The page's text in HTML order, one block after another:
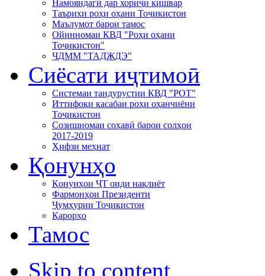
Намояндагӣ дар хориҷи кишвар
Таърихи роҳи оҳани Тоҷикистон
Маълумот барои тамос
Ойинномаи КВД "Роҳи оҳани
Тоҷикистон"
ЧДММ "ТАДЖДЭ"
Сиёсати иҷтимоӣ
Системаи тандурустии КВД "РОТ"
Иттифоқи касабаи роҳи оҳанчиёни
Тоҷикистон
Созишномаи соҳавӣ барои солҳои
2017-2019
Ҳифзи меҳнат
Қонунҳо
Қонунҳои ҶТ оиди нақлиёт
Фармонҳои Президенти
Ҷумҳурии Тоҷикистон
Қарорҳо
Тамос
Skip to content